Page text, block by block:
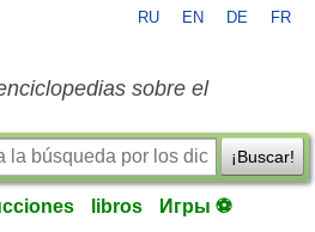
RU EN DE FR
sobre el
¡Buscar!
libros Игры ⚽